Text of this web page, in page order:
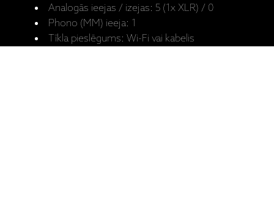
Analogās ieejas / izejas: 5 (1x XLR) / 0
Phono (MM) ieeja: 1
Tīkla pieslēgums: Wi-Fi vai kabelis